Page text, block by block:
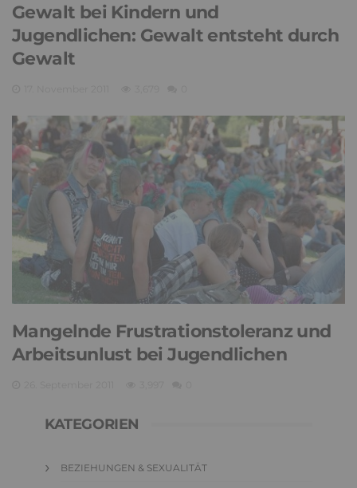
Gewalt bei Kindern und
Jugendlichen: Gewalt entsteht durch
Gewalt
Mangelnde Frustrationstoleranz und
Arbeitsunlust bei Jugendlichen
KATEGORIEN
BEZIEHUNGEN & SEXUALITÄT